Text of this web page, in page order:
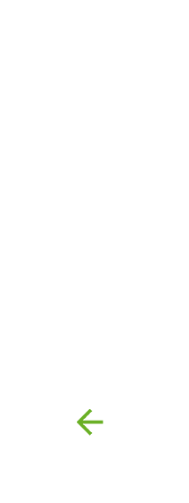
Previous